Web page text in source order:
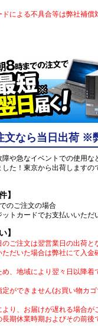
による不具合等は弊社補償
文なら当日出荷 ※
や急なイベントでの使用な
た！東京から出荷しますの
】
のご注文の場合
ットカードでお支払いいただ
】
ご注文は翌営業日の出荷と
だいた場合は弊社にて入金
、地域により翌々日以降着
ができません(お買い物カ
り、お届けが遅れる場合が
期休業時期およびその前後